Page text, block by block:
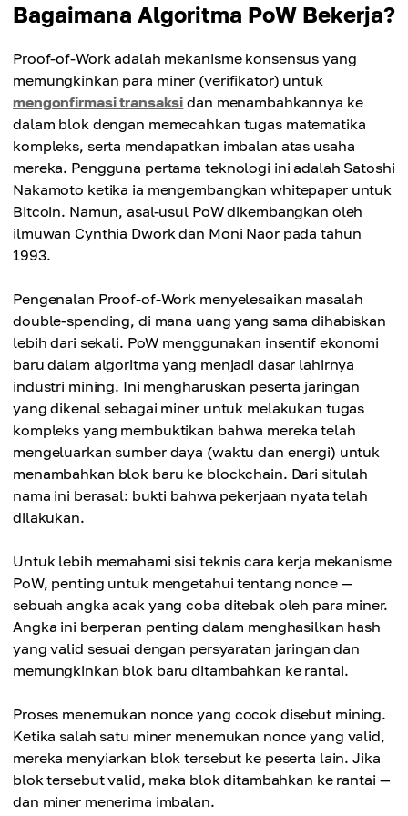
Bagaimana Algoritma PoW Bekerja?
Proof-of-Work adalah mekanisme konsensus yang
memungkinkan para miner (verifikator) untuk
mengonfirmasi transaksi dan menambahkannya ke
dalam blok dengan memecahkan tugas matematika
kompleks, serta mendapatkan imbalan atas usaha
mereka. Pengguna pertama teknologi ini adalah Satoshi
Nakamoto ketika ia mengembangkan whitepaper untuk
Bitcoin. Namun, asal-usul PoW dikembangkan oleh
ilmuwan Cynthia Dwork dan Moni Naor pada tahun
1993.
Pengenalan Proof-of-Work menyelesaikan masalah
double-spending, di mana uang yang sama dihabiskan
lebih dari sekali. PoW menggunakan insentif ekonomi
baru dalam algoritma yang menjadi dasar lahirnya
industri mining. Ini mengharuskan peserta jaringan
yang dikenal sebagai miner untuk melakukan tugas
kompleks yang membuktikan bahwa mereka telah
mengeluarkan sumber daya (waktu dan energi) untuk
menambahkan blok baru ke blockchain. Dari situlah
nama ini berasal: bukti bahwa pekerjaan nyata telah
dilakukan.
Untuk lebih memahami sisi teknis cara kerja mekanisme
PoW, penting untuk mengetahui tentang nonce —
sebuah angka acak yang coba ditebak oleh para miner.
Angka ini berperan penting dalam menghasilkan hash
yang valid sesuai dengan persyaratan jaringan dan
memungkinkan blok baru ditambahkan ke rantai.
Proses menemukan nonce yang cocok disebut mining.
Ketika salah satu miner menemukan nonce yang valid,
mereka menyiarkan blok tersebut ke peserta lain. Jika
blok tersebut valid, maka blok ditambahkan ke rantai —
dan miner menerima imbalan.